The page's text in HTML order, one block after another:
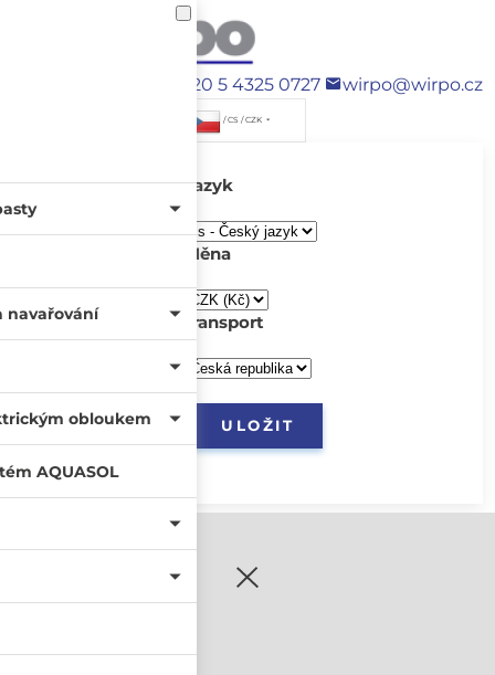
+420 5 4325 0727 wirpo@wirpo.cz
/ CS / CZK
Jazyk
Měna
transport
navařování
obloukem
AQUASOL